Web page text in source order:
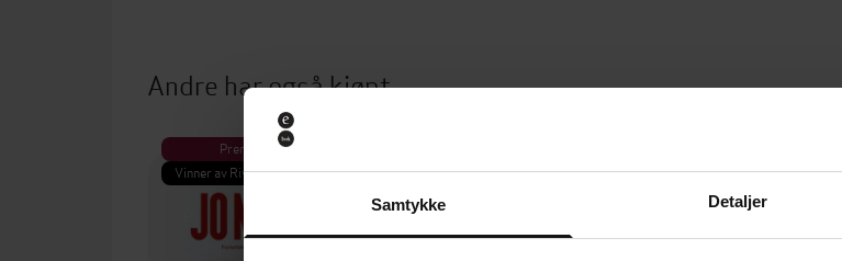
Samtykke Detaljer
Andre har også kjøpt
Premium
Vinner av Rivertonprisen
Første gang på tilbud